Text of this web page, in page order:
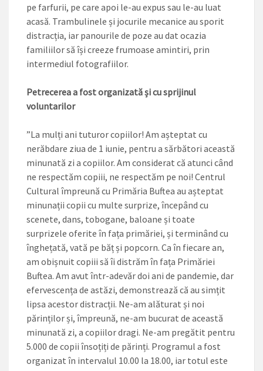
pe farfurii, pe care apoi le-au expus sau le-au luat
acasă. Trambulinele și jocurile mecanice au sporit
distracția, iar panourile de poze au dat ocazia
familiilor să își creeze frumoase amintiri, prin
intermediul fotografiilor.
Petrecerea a fost organizată și cu sprijinul
voluntarilor
”La mulți ani tuturor copiilor! Am așteptat cu
nerăbdare ziua de 1 iunie, pentru a sărbători această
minunată zi a copiilor. Am considerat că atunci când
ne respectăm copiii, ne respectăm pe noi! Centrul
Cultural împreună cu Primăria Buftea au așteptat
minunații copii cu multe surprize, începând cu
scenete, dans, tobogane, baloane și toate
surprizele oferite în fața primăriei, și terminând cu
înghețată, vată pe băț și popcorn. Ca în fiecare an,
am obișnuit copiii să îi distrăm în fața Primăriei
Buftea. Am avut într-adevăr doi ani de pandemie, dar
efervescența de astăzi, demonstrează că au simțit
lipsa acestor distracții. Ne-am alăturat și noi
părinților și, împreună, ne-am bucurat de această
minunată zi, a copiilor dragi. Ne-am pregătit pentru
5.000 de copii însoțiți de părinți. Programul a fost
organizat în intervalul 10.00 la 18.00, iar totul este